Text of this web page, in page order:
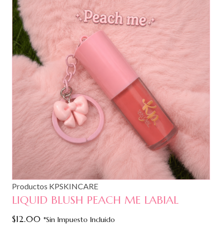
Productos KPSKINCARE
LIQUID BLUSH PEACH ME LABIAL
$12.00 *Sin Impuesto Incluido